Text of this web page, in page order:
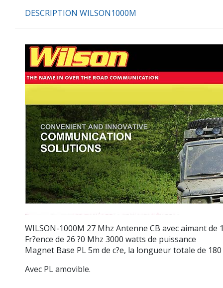
DESCRIPTION WILSON1000M
WILSON-1000M 27 Mhz Antenne CB avec aimant de
Fr?ence de 26 ?0 Mhz 3000 watts de puissance
Magnet Base PL 5m de c?e, la longueur totale de
Avec PL amovible.